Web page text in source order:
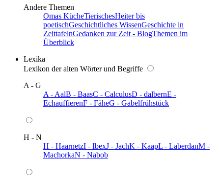
Andere Themen
Omas KücheTierischesHeiter bis
poetischGeschichtliches WissenGeschichte in
ZeittafelnGedanken zur Zeit - BlogThemen im
Überblick
Lexika
Lexikon der alten Wörter und Begriffe
A - G
A - AalB - BaasC - CalculusD - dalbernE -
EchauffierenF - FäheG - Gabelfrühstück
H - N
H - HaarnetzI - IbexJ - JachK - KaapL - LaberdanM -
MachorkaN - Nabob